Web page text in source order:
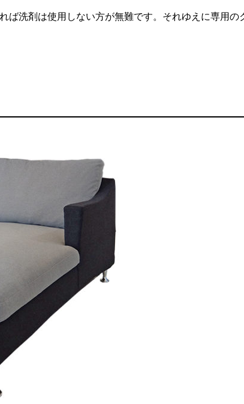
ば洗剤は使用しない方が無難です。それゆえに専用の